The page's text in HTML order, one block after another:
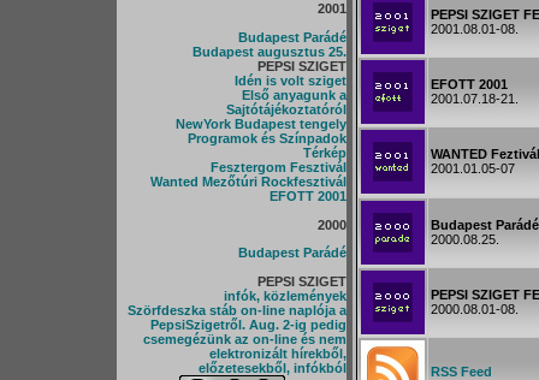
2001
Budapest Parádé
Budapest augusztus 25.
PEPSI SZIGET
Idén is volt sziget
Első anyagunk a
Sajtótájékoztatóról
NewYork Budapest tengely
Programok és Színpadok
Térkép
Fesztergom Fesztivál
Wanted Mezőtúri Rockfesztivál
EFOTT 2001
2000
Budapest Parádé
PEPSI SZIGET
infók, közlemények
Szörfdeszka stáb on-line naplója a
PepsiSzigetről. Aug. 2-ig pedig
csemegézünk az on-line és nem
elektronizált hírekből,
előzetesekből, infókból
PEPSI SZIGET
2001.08.01-08.
EFOTT 2001
2001.07.18-21.
WANTED Feztivál
2001.01.05-07
Budapest Parádé
2000.08.25.
PEPSI SZIGET
2000.08.01-08.
RSS Feed